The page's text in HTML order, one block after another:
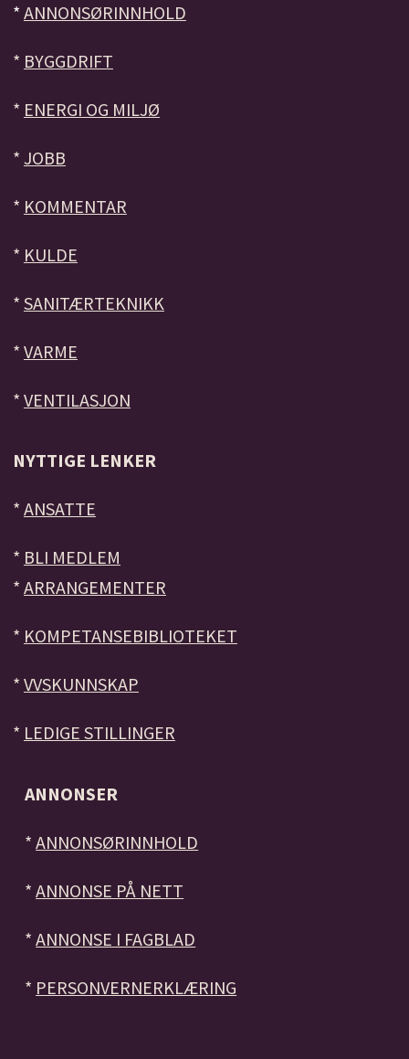
* ANNONSØRINNHOLD
* BYGGDRIFT
* ENERGI OG MILJØ
* JOBB
* KOMMENTAR
* KULDE
* SANITÆRTEKNIKK
* VARME
* VENTILASJON
NYTTIGE LENKER
* ANSATTE
* BLI MEDLEM
* ARRANGEMENTER
* KOMPETANSEBIBLIOTEKET
* VVSKUNNSKAP
* LEDIGE STILLINGER
ANNONSER
*ANNONSØRINNHOLD
*ANNONSE PÅ NETT
*ANNONSE I FAGBLAD
* PERSONVERNERKLÆRING